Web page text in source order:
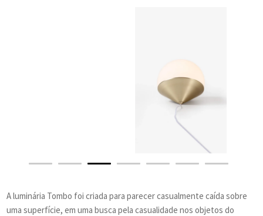
A luminária Tombo foi criada para parecer casualmente caída sobre
uma superfície, em uma busca pela casualidade nos objetos do